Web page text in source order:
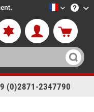
LTT-
(0)2871-2347790